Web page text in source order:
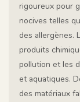
rigoureux pour
nocives telles
des allergènes.
produits
pollution et les
et aquatiques.
des matériaux